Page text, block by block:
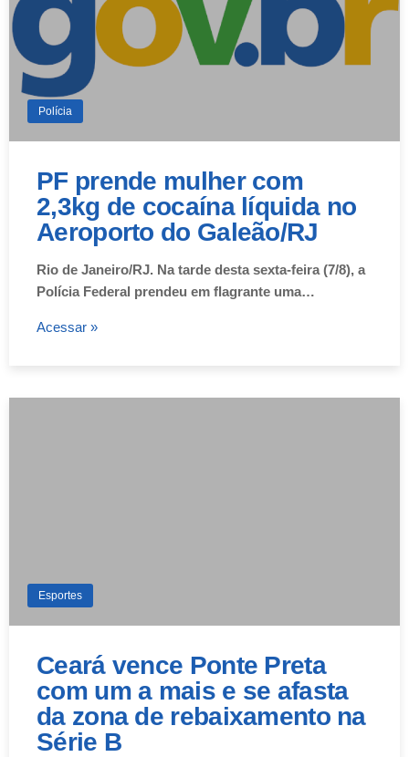
Polícia
PF prende mulher com
2,3kg de cocaína líquida no
Aeroporto do Galeão/RJ
Rio de Janeiro/RJ. Na tarde desta sexta-feira (7/8), a
Polícia Federal prendeu em flagrante uma…
Acessar »
Esportes
Ceará vence Ponte Preta
com um a mais e se afasta
da zona de rebaixamento na
Série B